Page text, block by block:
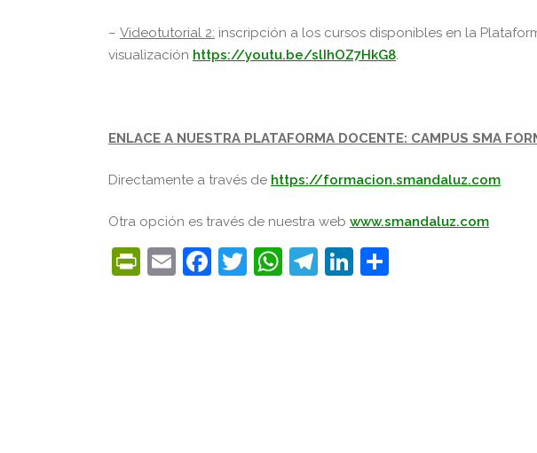
– Videotutorial 2: inscripción a los cursos disponibles en la
visualización https://youtu.be/slIhOZ7HkG8.
ENLACE A NUESTRA PLATAFORMA DOCENTE: CAMPUS SMA
Directamente a través de https://formacion.smandaluz.com
Otra opción es través de nuestra web www.smandaluz.com
PrintFriendly
EmailFacebook
Twitter
WhatsApp
Telegram
LinkedIn